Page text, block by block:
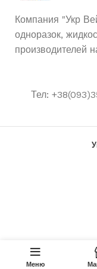
ТИП POD
Компания "Укр
одноразок,
производителей
Тел:
Яблоко
(Apple
Меню